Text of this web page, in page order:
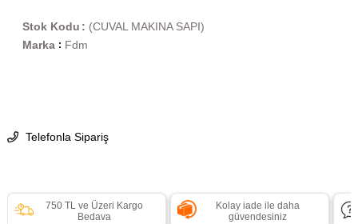
(CUVAL MAKINA SAPI)
Stok Kodu
Marka : Fdm
Telefonla Sipariş
750 TL ve Üzeri Kargo
Bedava
Kolay iade ile daha
güvendesiniz